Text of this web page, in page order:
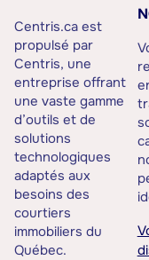
Centris.ca est
propulsé par
Centris, une
entreprise offrant
une vaste gamme
d’outils et de
solutions
technologiques
adaptés aux
besoins des
courtiers
immobiliers du
Québec.